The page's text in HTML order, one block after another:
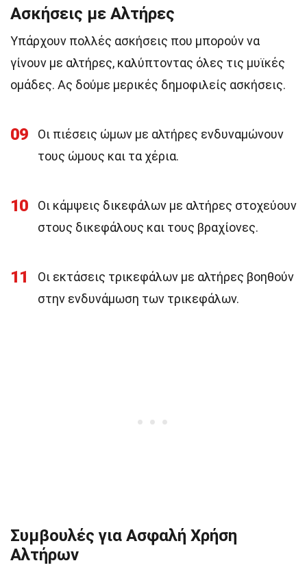
Ασκήσεις με Αλτήρες
Υπάρχουν πολλές ασκήσεις που μπορούν να
γίνουν με αλτήρες, καλύπτοντας όλες τις μυϊκές
ομάδες. Ας δούμε μερικές δημοφιλείς ασκήσεις.
09
Οι πιέσεις ώμων με αλτήρες ενδυναμώνουν
τους ώμους και τα χέρια.
10
Οι κάμψεις δικεφάλων με αλτήρες στοχεύουν
στους δικεφάλους και τους βραχίονες.
11
Οι εκτάσεις τρικεφάλων με αλτήρες βοηθούν
στην ενδυνάμωση των τρικεφάλων.
Συμβουλές για Ασφαλή Χρήση
Αλτήρων